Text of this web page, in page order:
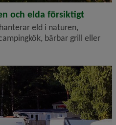
och elda försiktigt
eld i naturen,
bärbar grill eller